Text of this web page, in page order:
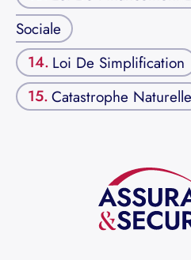
Sociale
Loi De Simplification
Catastrophe Naturelle